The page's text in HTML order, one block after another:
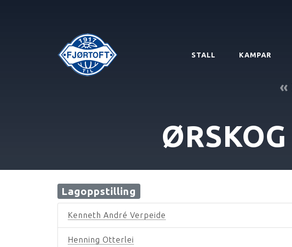
STALL KAMPAR
«
ØRSKOG
Lagoppstilling
Kenneth André Verpeide
Henning Otterlei